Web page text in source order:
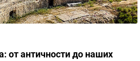
от античности до наших